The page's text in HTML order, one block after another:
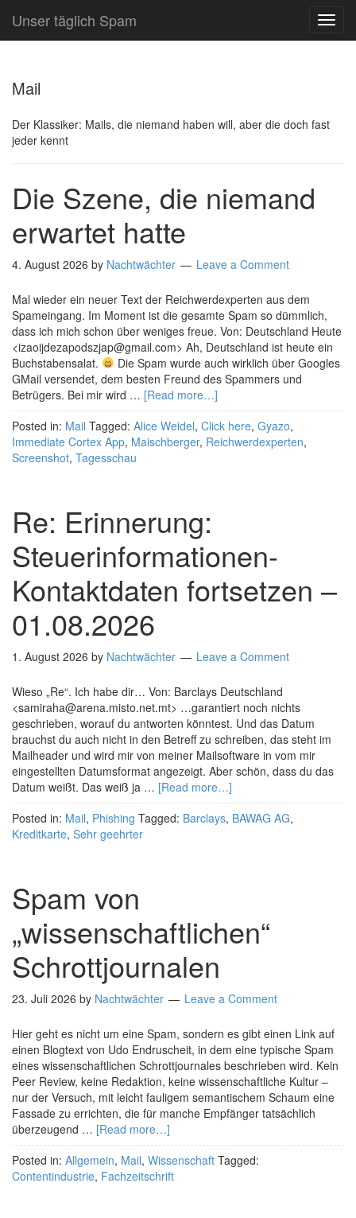
Unser täglich Spam
Mail
Der Klassiker: Mails, die niemand haben will, aber die doch fast
jeder kennt
Die Szene, die niemand
erwartet hatte
4. August 2026 by Nachtwächter Leave a Comment
Mal wieder ein neuer Text der Reichwerdexperten aus dem
Spameingang. Im Moment ist die gesamte Spam so dümmlich,
dass ich mich schon über weniges freue. Von: Deutschland Heute
<izaoijdezapodszjap@gmail.com> Ah, Deutschland ist heute ein
Buchstabensalat.
Die Spam wurde auch wirklich über Googles
GMail versendet, dem besten Freund des Spammers und
Betrügers. Bei mir wird … [Read more…]
Posted in: Mail Tagged: Alice Weidel, Click here, Gyazo,
Immediate Cortex App, Maischberger, Reichwerdexperten,
Screenshot, Tagesschau
Re: Erinnerung:
Steuerinformationen-
Kontaktdaten fortsetzen –
01.08.2026
1. August 2026 by Nachtwächter Leave a Comment
Wieso „Re“. Ich habe dir… Von: Barclays Deutschland
<samiraha@arena.misto.net.mt> …garantiert noch nichts
geschrieben, worauf du antworten könntest. Und das Datum
brauchst du auch nicht in den Betreff zu schreiben, das steht im
Mailheader und wird mir von meiner Mailsoftware in vom mir
eingestellten Datumsformat angezeigt. Aber schön, dass du das
Datum weißt. Das weiß ja … [Read more…]
Posted in: Mail, Phishing Tagged: Barclays, BAWAG AG,
Kreditkarte, Sehr geehrter
Spam von
„wissenschaftlichen“
Schrottjournalen
23. Juli 2026 by Nachtwächter Leave a Comment
Hier geht es nicht um eine Spam, sondern es gibt einen Link auf
einen Blogtext von Udo Endruscheit, in dem eine typische Spam
eines wissenschaftlichen Schrottjournales beschrieben wird. Kein
Peer Review, keine Redaktion, keine wissenschaftliche Kultur –
nur der Versuch, mit leicht fauligem semantischem Schaum eine
Fassade zu errichten, die für manche Empfänger tatsächlich
überzeugend … [Read more…]
Posted in: Allgemein, Mail, Wissenschaft Tagged:
Contentindustrie, Fachzeitschrift